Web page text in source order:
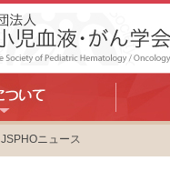
JSPHOニュース